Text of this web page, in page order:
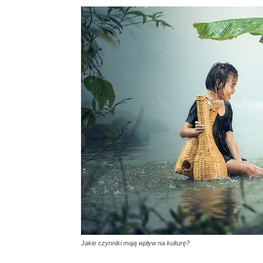
Jakie czynniki mają wpływ na kulturę?